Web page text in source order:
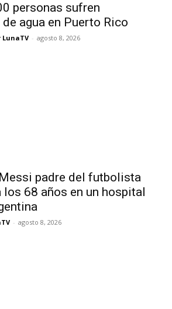
personas sufren
agua en Puerto Rico
LunaTV - agosto 8, 2026
padre del futbolista
68 años en un hospital
- agosto 8, 2026